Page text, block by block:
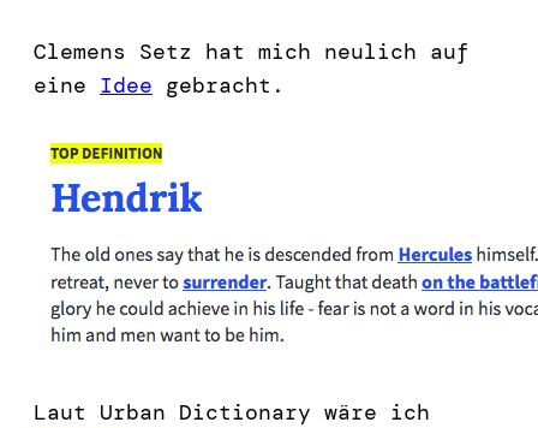
Clemens Setz hat mich neulich auf
eine Idee gebracht.
Laut Urban Dictionary wäre ich